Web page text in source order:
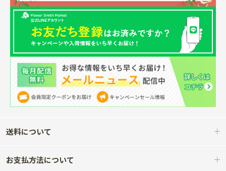
送料について
お支払方法について